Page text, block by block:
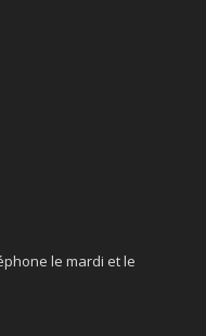
le mardi et le